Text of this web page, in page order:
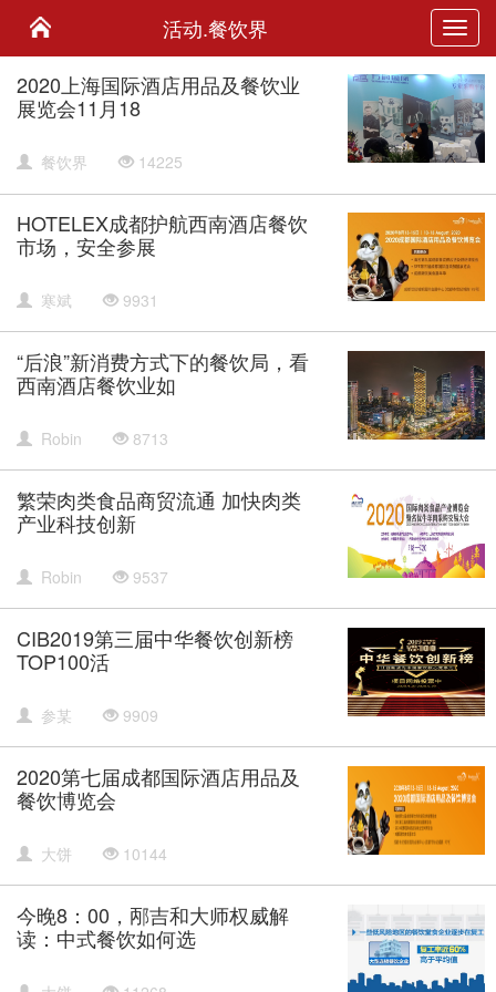
活动.餐饮界
2020上海国际酒店用品及餐饮业
展览会11月18
餐饮界 14225
HOTELEX成都护航西南酒店餐饮
市场，安全参展
寒斌 9931
“后浪”新消费方式下的餐饮局，看
西南酒店餐饮业如
Robin 8713
繁荣肉类食品商贸流通 加快肉类
产业科技创新
Robin 9537
CIB2019第三届中华餐饮创新榜
TOP100活
参某 9909
2020第七届成都国际酒店用品及
餐饮博览会
大饼 10144
今晚8：00，邴吉和大师权威解
读：中式餐饮如何选